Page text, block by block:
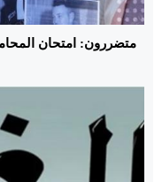
متضررون: امتحان